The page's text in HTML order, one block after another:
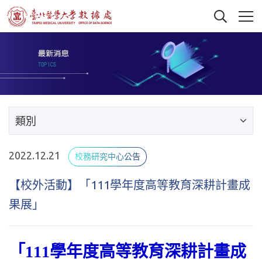
類別
2022.12.21 校務研究中心公告
【校外活動】「111學年度高等教育深耕計畫成
果展」
「111學年度高等教育深耕計畫成